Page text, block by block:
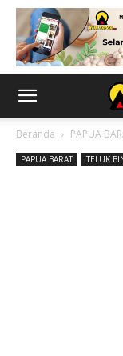
Beranda PAPUA
PAPUA BARAT TELUK